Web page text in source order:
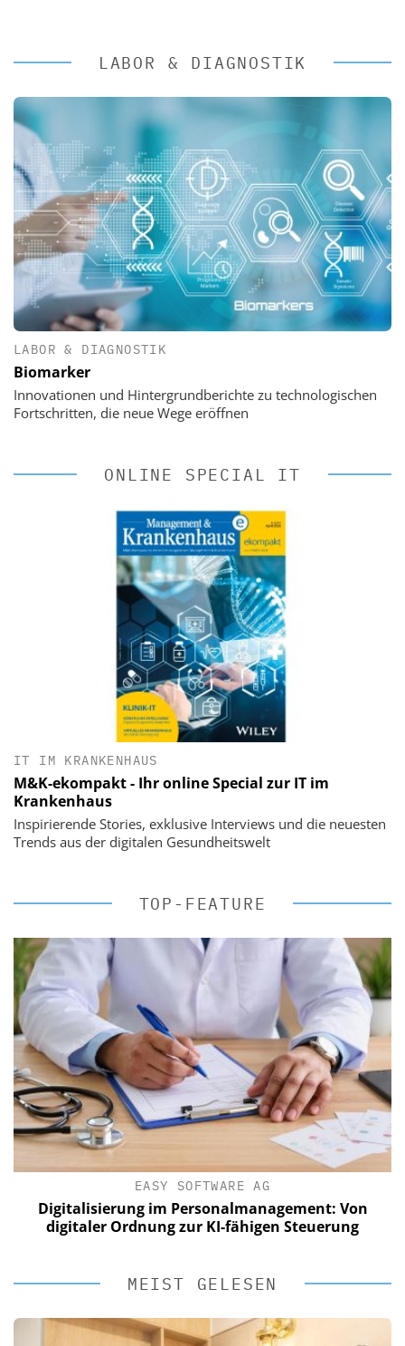
LABOR & DIAGNOSTIK
LABOR & DIAGNOSTIK
Biomarker
Innovationen und Hintergrundberichte zu technologischen
Fortschritten, die neue Wege eröffnen
ONLINE SPECIAL IT
IT IM KRANKENHAUS
M&K-ekompakt - Ihr online Special zur IT im
Krankenhaus
Inspirierende Stories, exklusive Interviews und die neuesten
Trends aus der digitalen Gesundheitswelt
TOP-FEATURE
EASY SOFTWARE AG
Digitalisierung im Personalmanagement: Von
digitaler Ordnung zur KI-fähigen Steuerung
MEIST GELESEN